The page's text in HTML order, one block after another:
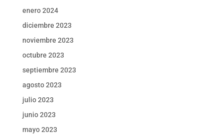
enero 2024
diciembre 2023
noviembre 2023
octubre 2023
septiembre 2023
agosto 2023
julio 2023
junio 2023
mayo 2023